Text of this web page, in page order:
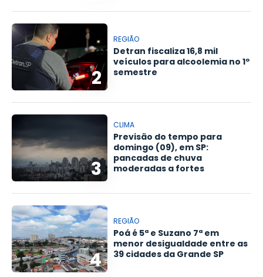
2
REGIÃO
Detran fiscaliza 16,8 mil
veículos para alcoolemia no 1º
semestre
3
CLIMA
Previsão do tempo para
domingo (09), em SP:
pancadas de chuva
moderadas a fortes
4
REGIÃO
Poá é 5ª e Suzano 7ª em
menor desigualdade entre as
39 cidades da Grande SP